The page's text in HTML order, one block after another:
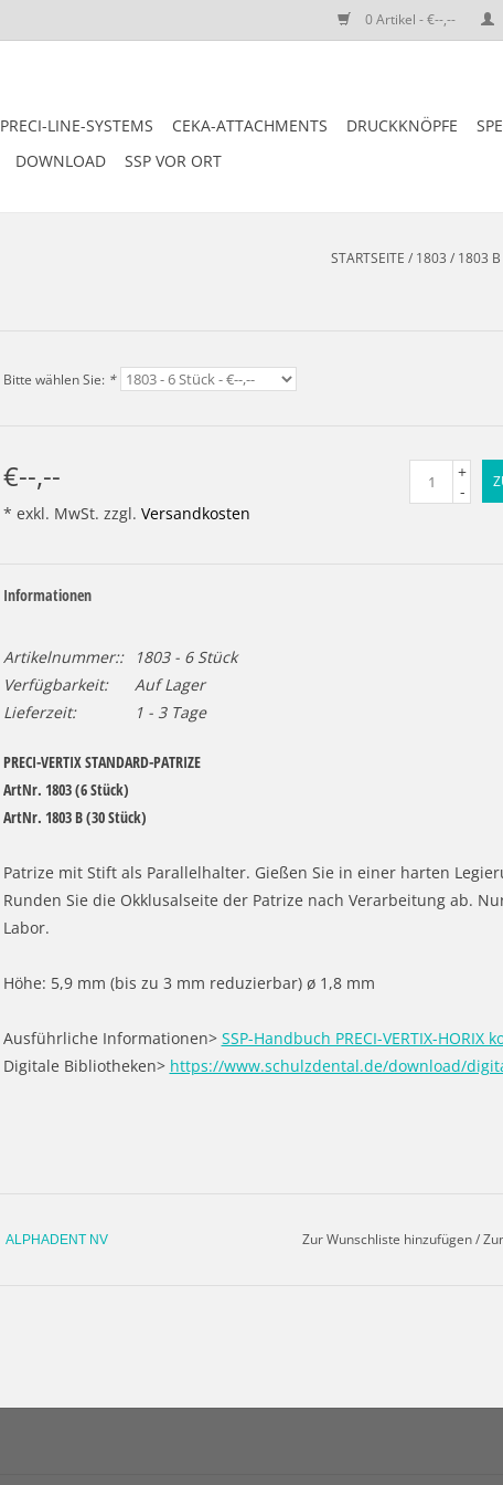
0 Artikel - €--,--
PRECI-LINE-SYSTEMS CEKA-ATTACHMENTS DRUCKKNÖPFE
DOWNLOAD SSP VOR ORT
STARTSEITE / 1803 / 1803 B
Bitte wählen Sie: *
€--,--
* exkl. MwSt. zzgl. Versandkosten
+
-
Informationen
Artikelnummer::
1803 - 6 Stück
Verfügbarkeit:
Auf Lager
Lieferzeit:
1 - 3 Tage
PRECI-VERTIX STANDARD-PATRIZE
ArtNr. 1803 (6 Stück)
ArtNr. 1803 B (30 Stück)
Patrize mit Stift als Parallelhalter. Gießen Sie in einer harten
Runden Sie die Okklusalseite der Patrize nach Verarbeitung ab.
Labor.
Höhe: 5,9 mm (bis zu 3 mm reduzierbar) ø 1,8 mm
Ausführliche Informationen> SSP-Handbuch PRECI-VERTIX-HORIX
Digitale Bibliotheken> https://www.schulzdental.de/download/
ALPHADENT NV Zur Wunschliste hinzufügen/